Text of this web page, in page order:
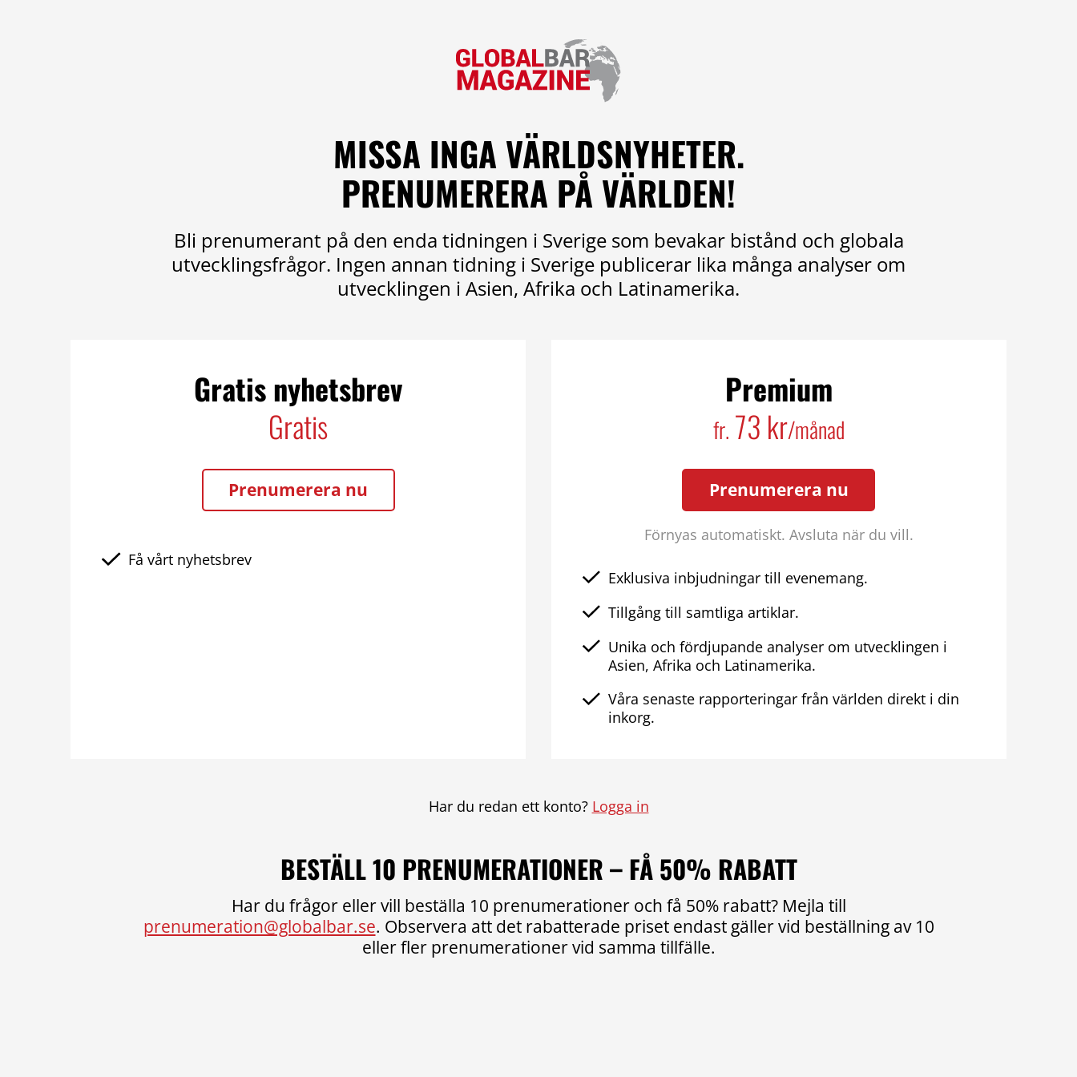
MISSA INGA VÄRLDSNYHETER.
PRENUMERERA PÅ VÄRLDEN!
Bli prenumerant på den enda tidningen i Sverige som bevakar bistånd och globala
utvecklingsfrågor. Ingen annan tidning i Sverige publicerar lika många analyser om
utvecklingen i Asien, Afrika och Latinamerika.
Gratis nyhetsbrev
Gratis
Prenumerera nu
Få vårt nyhetsbrev
Premium
fr. 73 kr/månad
Prenumerera nu
Förnyas automatiskt. Avsluta när du vill.
Exklusiva inbjudningar till evenemang.
Tillgång till samtliga artiklar.
Unika och fördjupande analyser om utvecklingen i
Asien, Afrika och Latinamerika.
Våra senaste rapporteringar från världen direkt i din
inkorg.
Har du redan ett konto? Logga in
BESTÄLL 10 PRENUMERATIONER – FÅ 50% RABATT
Har du frågor eller vill beställa 10 prenumerationer och få 50% rabatt? Mejla till
prenumeration@globalbar.se. Observera att det rabatterade priset endast gäller vid beställning av 10
eller fler prenumerationer vid samma tillfälle.